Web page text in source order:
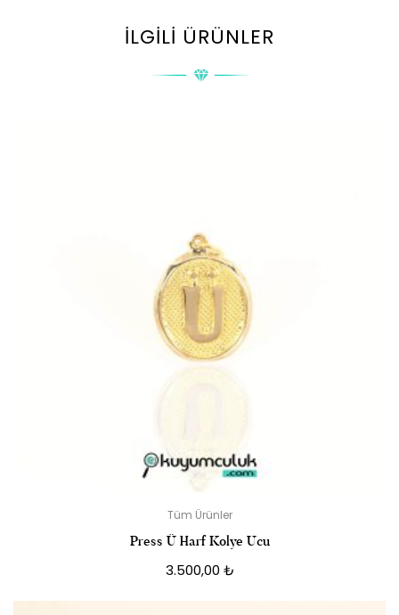
İLGILI ÜRÜNLER
Tüm Ürünler
Press Ü Harf Kolye Ucu
3.500,00 ₺